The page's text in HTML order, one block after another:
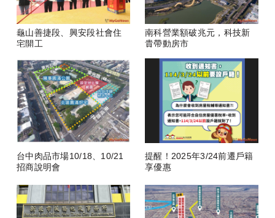
龜山善捷段、興安段社會住
宅開工
南科營業額破兆元，科技新
貴帶動房市
台中肉品市場10/18、10/21
招商說明會
提醒！2025年3/24前遷戶籍
享優惠